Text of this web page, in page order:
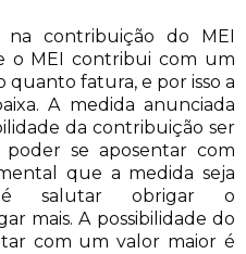
contribuição do MEI
o MEI contribui com um
fatura, e por isso a
A medida anunciada
da contribuição ser
poder se aposentar com
que a medida seja
salutar obrigar o
mais. A possibilidade do
com um valor maior é